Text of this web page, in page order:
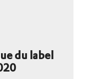
du label